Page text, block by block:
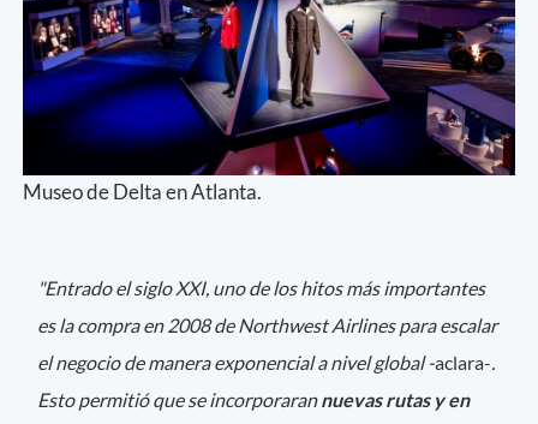
Museo de Delta en Atlanta.
"Entrado el siglo XXI, uno de los hitos más importantes
es la compra en 2008 de Northwest Airlines para escalar
el negocio de manera exponencial a nivel global -aclara-.
Esto permitió que se incorporarannuevas rutas y en